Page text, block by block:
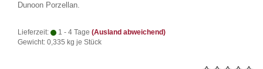
Dunoon Porzellan.
Lieferzeit: 1 - 4 Tage (Ausland abweichend)
Gewicht: 0,335 kg je Stück